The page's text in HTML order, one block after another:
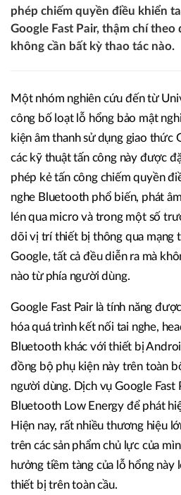
phép chiếm quyền điều khiển
Google Fast Pair, thậm chí
không cần bất kỳ thao tác nào.
Một nhóm nghiên cứu đến từ
công bố loạt lỗ hổng bảo mật
kiện âm thanh sử dụng giao thức
các kỹ thuật tấn công này được
phép kẻ tấn công chiếm quyền
nghe Bluetooth phổ biến, phát
lén qua micro và trong một số
dõi vị trí thiết bị thông qua mạng
Google, tất cả đều diễn ra mà
nào từ phía người dùng.
Google Fast Pair là tính năng
hóa quá trình kết nối tai nghe,
Bluetooth khác với thiết bị
đồng bộ phụ kiện này trên toàn
người dùng. Dịch vụ Google Fast
Bluetooth Low Energy để phát
Hiện nay, rất nhiều thương hiệu
trên các sản phẩm chủ lực của
hưởng tiềm tàng của lỗ hổng này
thiết bị trên toàn cầu.